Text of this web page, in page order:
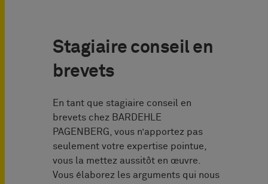
Stagiaire conseil en
brevets
En tant que stagiaire conseil en
brevets chez BARDEHLE
PAGENBERG, vous n’apportez pas
seulement votre expertise pointue,
vous la mettez aussitôt en œuvre.
Vous élaborez les arguments qui nous